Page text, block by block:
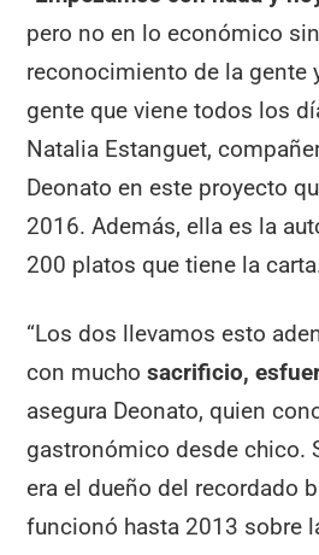
pero no en lo económico
reconocimiento de la gente
gente que viene todos los
Natalia Estanguet,
Deonato en este proyecto
2016. Además, ella es la
200 platos que tiene la
“Los dos llevamos esto
con muchosacrificio,
asegura Deonato, quien
gastronómico desde chico.
era el dueño del recordado
funcionó hasta 2013 sobre